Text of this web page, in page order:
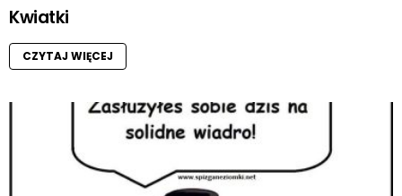
Kwiatki
CZYTAJ WIĘCEJ